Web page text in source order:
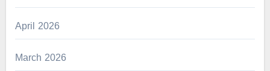
April 2026
March 2026